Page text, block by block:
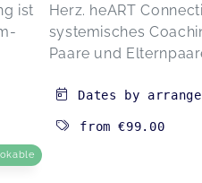
ist
Herz. heART
systemisches
Paare und
Dates by
from€99.00